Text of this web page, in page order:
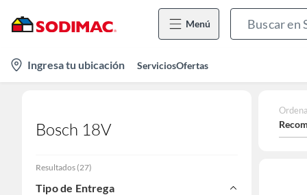
Menú
location-
icon
Ingresa tu ubicación ServiciosOfertas
Bosch 18V
Resultados (27)
Tipo de Entrega